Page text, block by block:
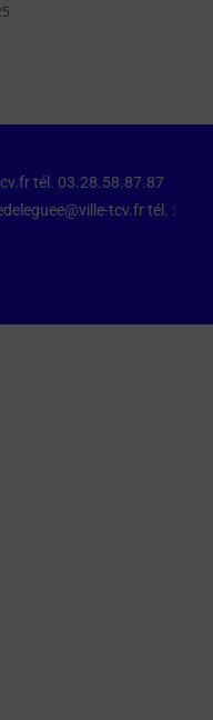
tél. 03.28.58.87.87
tcv.fr tél. :